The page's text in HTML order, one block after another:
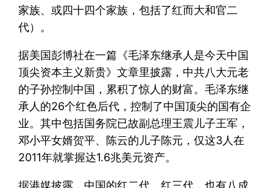
家族、或四十四个家族，包括了红而大和官二
代）。
据美国彭博社在一篇《毛泽东继承人是今天中国
顶尖资本主义新贵》文章里披露，中共八大元老
的子孙控制中国，累积了惊人的财富。毛泽东继
承人的26个红色后代，控制了中国顶尖的国有企
业。其中包括国务院已故副总理王震儿子王军，
邓小平女婿贺平、陈云的儿子陈元，仅这3人在
2011年就掌握达1.6兆美元资产。
据港媒披露，中国的红二代、红三代，也有八成